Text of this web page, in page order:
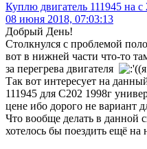
Куплю двигатель 111945 на с
08 июня 2018, 07:03:13
Добрый День!
Столкнулся с проблемой
вот в нижней части что-то
за перегрева двигателя
Так вот интересует на
111945 для С202 1998г
цене ибо дорого не вариант
Что вообще делать в данной
хотелось бы поездить ещё на